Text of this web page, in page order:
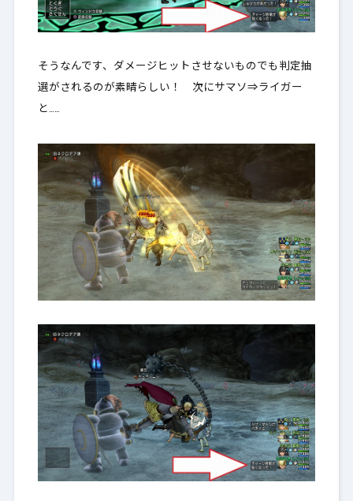
そうなんです、ダメージヒットさせないものでも判定抽
選がされるのが素晴らしい！ 次にサマソ⇒ライガー
と……